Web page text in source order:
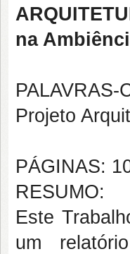
na
PALAVRAS-
Projeto
PÁGINAS:
RESUMO:
Este
um